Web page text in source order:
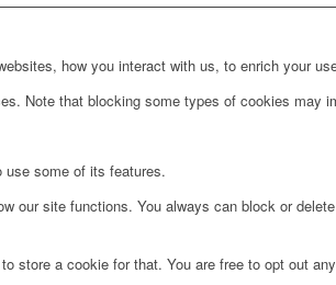
how you interact with us, to enrich your
Note that blocking some types of cookies may
use some of its features.
site functions. You always can block or
a cookie for that. You are free to opt out